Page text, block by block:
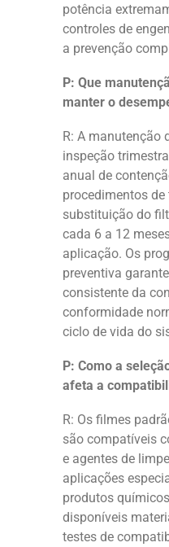
potência
controles de
a prevenção
P: Que
manter o
R: A manutenção
inspeção
anual de
procedimentos
substituição do
cada 6 a 12
aplicação. Os
preventiva
consistente da
conformidade
ciclo de vida do
P: Como a
afeta a
R: Os filmes
são compatíveis
e agentes de
aplicações
produtos
disponíveis
testes de